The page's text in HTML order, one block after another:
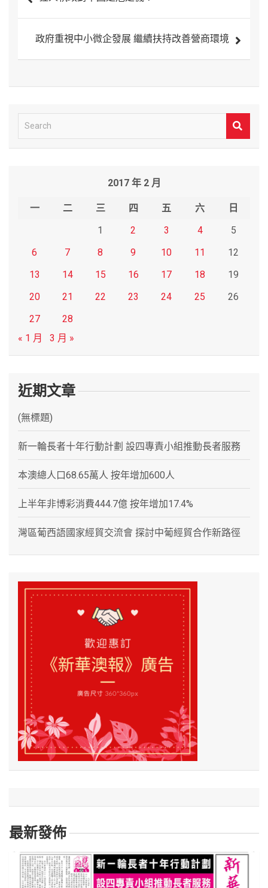
章
導
政府重視中小微企發展 繼續扶持改善營商環境
e
2017 年 2 月
一 二 三 四 五 六
日
1
2 3 4
5
6
7 8 9 10 11
12
13
14 15 16 17 18
19
20
21 22 23 24 25
26
27
28
« 1 月
3 月 »
近期文章
(無標題)
新一輪長者十年行動計劃 設四專責小組推動長者服務
本澳總人口68.65萬人 按年增加600人
上半年非博彩消費444.7億 按年增加17.4%
灣區葡西語國家經貿交流會 探討中葡經貿合作新路徑
最新發佈